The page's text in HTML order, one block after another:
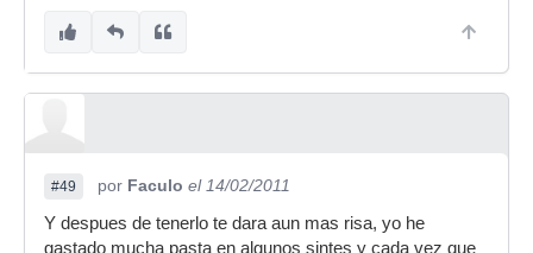
#49 por Faculo el 14/02/2011
Y despues de tenerlo te dara aun mas risa, yo he
gastado mucha pasta en algunos sintes y cada vez que